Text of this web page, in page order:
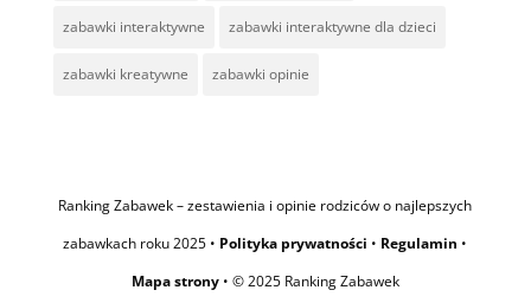
zabawki interaktywne zabawki interaktywne dla dzieci
zabawki kreatywne zabawki opinie
Ranking Zabawek – zestawienia i opinie rodziców o najlepszych
zabawkach roku 2025 • Polityka prywatności • Regulamin •
Mapa strony• © 2025 Ranking Zabawek